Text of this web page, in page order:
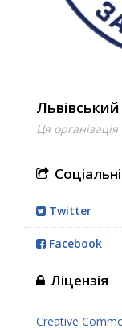
Ця
Twitter
Facebook
Ліцензія
Creative